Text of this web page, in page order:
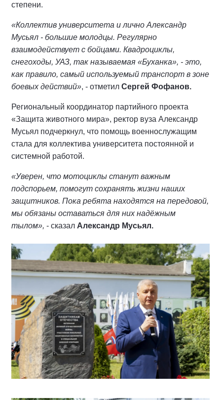
степени.
«Коллектив университета и лично Александр
Мусьял - большие молодцы. Регулярно
взаимодействует с бойцами. Квадроциклы,
снегоходы, УАЗ, так называемая «Буханка», - это,
как правило, самый используемый транспорт в зоне
боевых действий», - отметил Сергей Фофанов.
Региональный координатор партийного проекта
«Защита животного мира», ректор вуза Александр
Мусьял подчеркнул, что помощь военнослужащим
стала для коллектива университета постоянной и
системной работой.
«Уверен, что мотоциклы станут важным
подспорьем, помогут сохранять жизни наших
защитников. Пока ребята находятся на передовой,
мы обязаны оставаться для них надёжным
тылом», - сказал Александр Мусьял.